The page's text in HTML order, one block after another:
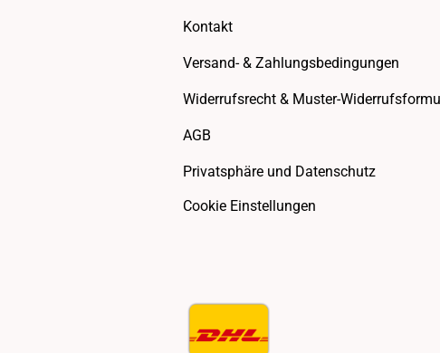
Kontakt
Versand- & Zahlungsbedingungen
Widerrufsrecht & Muster-
AGB
Privatsphäre und Datenschutz
Cookie Einstellungen